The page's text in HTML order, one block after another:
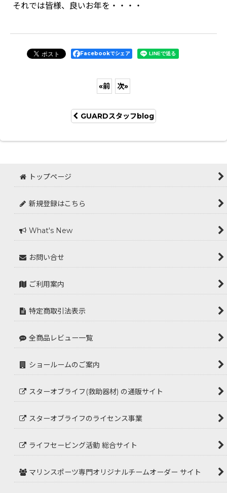
それでは皆様、良いお年を・・・・
Facebookでシェア
«前 次»
GUARDスタッフblog
トップページ
新規登録はこちら
What's New
お問い合せ
ご利用案内
特定商取引法表示
全商品レビュー一覧
ショールームのご案内
スターオブライフ(救助器材) の通販サイト
スターオブライフのライセンス事業
ライフセービング活動 総合サイト
マリンスポーツ専門オリジナルチームオーダー サイト